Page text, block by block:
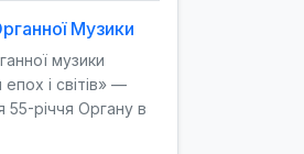
Музики
музики
епох і світів» —
55-річчя Органу в